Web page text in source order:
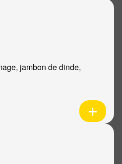
jambon de dinde,